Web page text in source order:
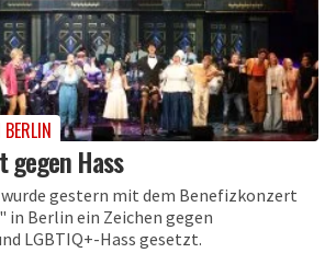
Hass
gestern mit dem Benefizkonzert
in Berlin ein Zeichen gegen
LGBTIQ+-Hass gesetzt.